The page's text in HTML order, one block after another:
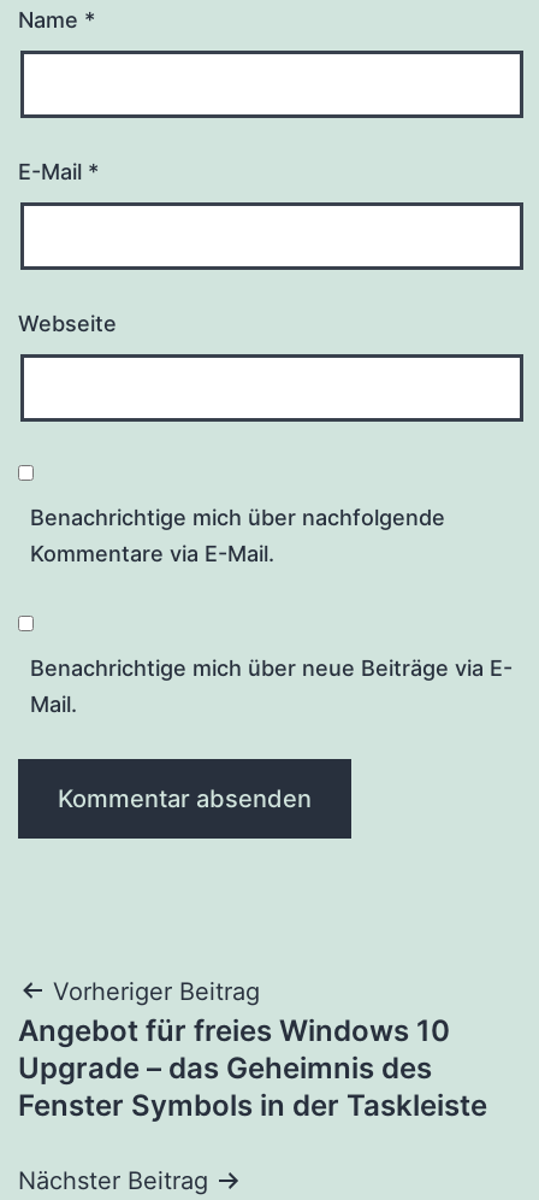
Name *
E-Mail *
Webseite
Benachrichtige mich über nachfolgende
Kommentare via E-Mail.
Benachrichtige mich über neue Beiträge via E-
Mail.
Beitragsnavigation
Vorheriger Beitrag
Angebot für freies Windows 10
Upgrade – das Geheimnis des
Fenster Symbols in der Taskleiste
Nächster Beitrag